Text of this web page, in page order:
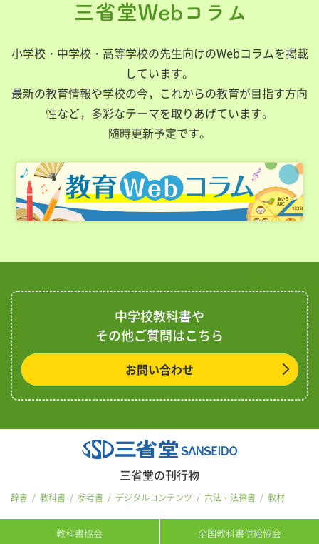
小学校・中学校・高等学校の先生向けのWebコラムを掲載
しています。
最新の教育情報や学校の今，これからの教育が目指す方向
性など，多彩なテーマを取りあげています。
随時更新予定です。
中学校教科書や
その他ご質問はこちら
お問い合わせ
三省堂の刊行物
辞書 教科書 参考書 デジタルコンテンツ 六法・法律書 教材
教科書協会 全国教科書供給協会